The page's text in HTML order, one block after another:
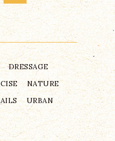
DRESSAGE
NATURE
URBAN